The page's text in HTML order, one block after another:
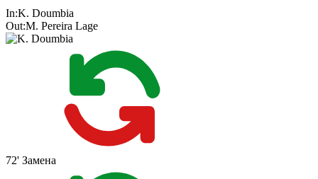
In:K. Doumbia
Out:M. Pereira Lage
72' Замена